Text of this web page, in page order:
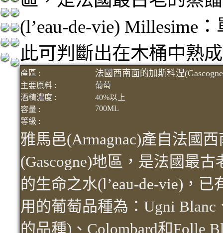
(l’eau-de-vie) Millesime
此可判斷出在木桶中熟
產區 : 法國西南面的加斯科涅
主要原料 :
葡萄
酒精濃度 :
40%以上
容量 :
700ML
等級 :
雅馬邑(Armagnac)產自法國
(Gascogne)地區，是法國最
的生命之水(l’eau-de-vie)，
用的葡萄品種為：Ugni Blanc
的品種)、Colombard和Folle